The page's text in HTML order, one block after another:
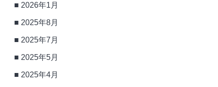
2026年1月
2025年8月
2025年7月
2025年5月
2025年4月